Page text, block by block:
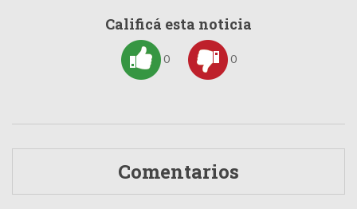
Calificá esta noticia
0 0
Comentarios